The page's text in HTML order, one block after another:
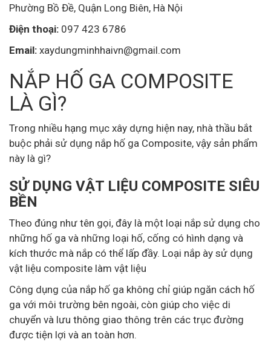
Phường Bồ Đề, Quận Long Biên, Hà Nội
Điện thoại: 097 423 6786
Email: xaydungminhhaivn@gmail.com
NẮP HỐ GA COMPOSITE
LÀ GÌ?
Trong nhiều hạng mục xây dựng hiện nay, nhà thầu bắt
buộc phải sử dụng nắp hố ga Composite, vậy sản phẩm
này là gì?
SỬ DỤNG VẬT LIỆU COMPOSITE SIÊU
BỀN
Theo đúng như tên gọi, đây là một loại nắp sử dụng cho
những hố ga và những loại hố, cống có hình dạng và
kích thước mà nắp có thể lấp đầy. Loại nắp ày sử dụng
vật liệu composite làm vật liệu
Công dụng của nắp hố ga không chỉ giúp ngăn cách hố
ga với môi trường bên ngoài, còn giúp cho việc di
chuyển và lưu thông giao thông trên các trục đường
được tiện lợi và an toàn hơn.